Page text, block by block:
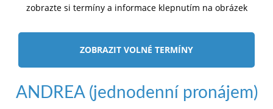
zobrazte si termíny a informace klepnutím na obrázek
ZOBRAZIT VOLNÉ TERMÍNY
ANDREA (jednodenní pronájem)